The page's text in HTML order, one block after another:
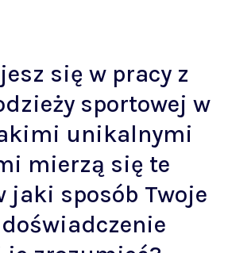
się w pracy z
sportowej w
unikalnymi
mierzą się te
jaki sposób Twoje